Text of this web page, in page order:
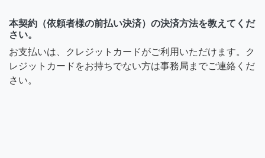
本契約（依頼者様の前払い決済）の決済方法を教えてくだ
さい。
お支払いは、クレジットカードがご利用いただけます。ク
レジットカードをお持ちでない方は事務局までご連絡くだ
さい。